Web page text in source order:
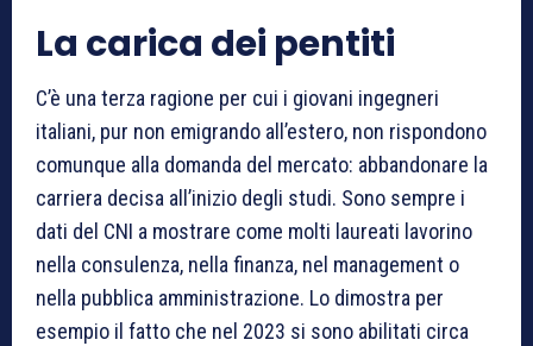
La carica dei pentiti
C’è una terza ragione per cui i giovani ingegneri
italiani, pur non emigrando all’estero, non rispondono
comunque alla domanda del mercato: abbandonare la
carriera decisa all’inizio degli studi. Sono sempre i
dati del CNI a mostrare come molti laureati lavorino
nella consulenza, nella finanza, nel management o
nella pubblica amministrazione. Lo dimostra per
esempio il fatto che nel 2023 si sono abilitati circa